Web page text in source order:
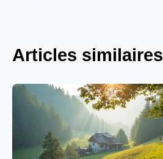
Articles similaires